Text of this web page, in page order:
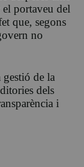
portaveu del
que, segons
no
de la
dels
i